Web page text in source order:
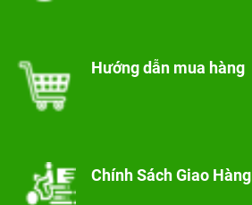
Hướng dẫn mua hàng
Chính Sách Giao Hàng